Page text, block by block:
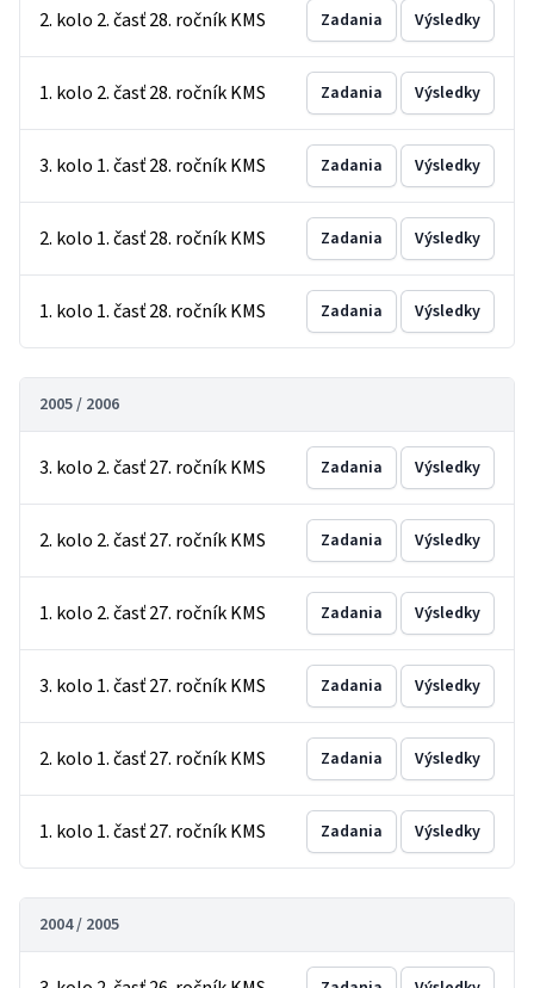
2. kolo 2. časť 28. ročník KMS Zadania Výsledky
1. kolo 2. časť 28. ročník KMS Zadania Výsledky
3. kolo 1. časť 28. ročník KMS Zadania Výsledky
2. kolo 1. časť 28. ročník KMS Zadania Výsledky
1. kolo 1. časť 28. ročník KMS Zadania Výsledky
2005 / 2006
3. kolo 2. časť 27. ročník KMS Zadania Výsledky
2. kolo 2. časť 27. ročník KMS Zadania Výsledky
1. kolo 2. časť 27. ročník KMS Zadania Výsledky
3. kolo 1. časť 27. ročník KMS Zadania Výsledky
2. kolo 1. časť 27. ročník KMS Zadania Výsledky
1. kolo 1. časť 27. ročník KMS Zadania Výsledky
2004 / 2005